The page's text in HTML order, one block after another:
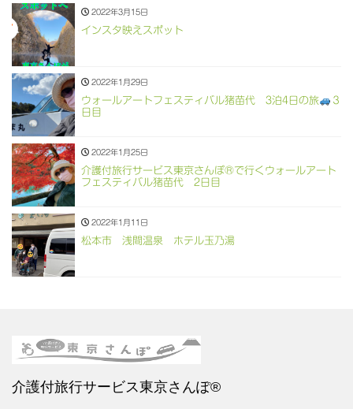
2022年3月15日
インスタ映えスポット
2022年1月29日
ウォールアートフェスティバル猪苗代 3泊4日の旅
３
日目
2022年1月25日
介護付旅行サービス東京さんぽ®で行くウォールアート
フェスティバル猪苗代 2日目
2022年1月11日
松本市 浅間温泉 ホテル玉乃湯
介護付旅行サービス東京さんぽ®